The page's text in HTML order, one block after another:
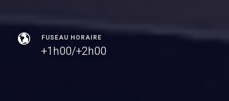
FUSEAU HORAIRE
+1h00/+2h00